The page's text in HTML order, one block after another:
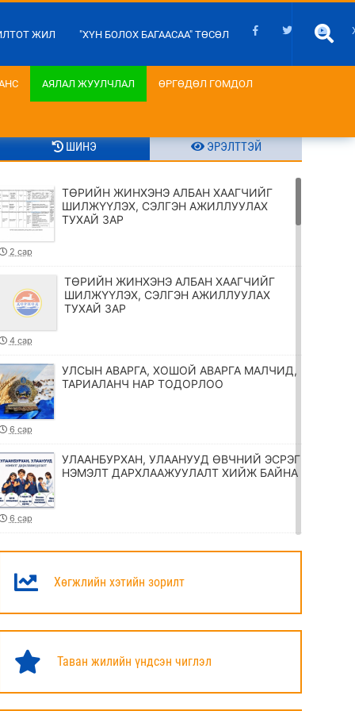
ЖИЛ "ХҮН БОЛОХ БАГААСАА" ТӨСӨЛ
АЯЛАЛ ЖУУЛЧЛАЛ ӨРГӨДӨЛ ГОМДОЛ
ШИНЭ ЭРЭЛТТЭЙ
ТӨРИЙН ЖИНХЭНЭ АЛБАН ХААГЧИЙГ
ШИЛЖҮҮЛЭХ, СЭЛГЭН АЖИЛЛУУЛАХ
ТУХАЙ ЗАР
2 сар
ТӨРИЙН ЖИНХЭНЭ АЛБАН ХААГЧИЙГ
ШИЛЖҮҮЛЭХ, СЭЛГЭН АЖИЛЛУУЛАХ
ТУХАЙ ЗАР
4 сар
УЛСЫН АВАРГА, ХОШОЙ АВАРГА МАЛЧИД,
ТАРИАЛАНЧ НАР ТОДОРЛОО
6 сар
УЛААНБУРХАН, УЛААНУУД ӨВЧНИЙ ЭСРЭГ
НЭМЭЛТ ДАРХЛААЖУУЛАЛТ ХИЙЖ БАЙНА
6 сар
ТӨРИЙН ЖИНХЭНЭ АЛБАН ХААГЧИЙГ
ТУХАЙ ЗАР
ХӨШӨӨНД ЦЭЦЭГ ӨРГӨЛӨӨ
6 сар
Хөгжлийн хэтийн зорилт
Таван жилийн үндсэн чиглэл